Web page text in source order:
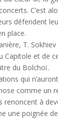
C’est
défendent
place.
T.
Capitole et de
du Bolchoï.
qui
comme un
renoncent à
une poignée